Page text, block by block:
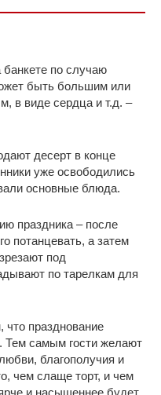
банкете по случаю
быть большим или
в виде сердца и т.д. –
десерт в конце
уже освободились
основные блюда.
праздника – после
потанцевать, а затем
под
по тарелкам для
празднование
Тем самым гости желают
благополучия и
чем слаще торт, и чем
и насыщеннее будет